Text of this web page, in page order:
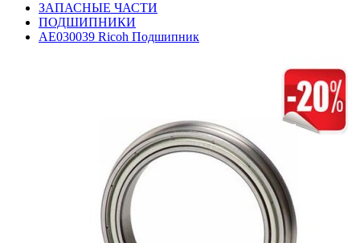
ЗАПАСНЫЕ ЧАСТИ
ПОДШИПНИКИ
AE030039 Ricoh Подшипник